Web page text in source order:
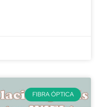
FIBRA ÓPTICA